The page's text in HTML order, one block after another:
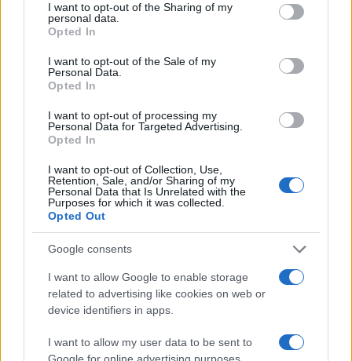
not limited to your visit or usage behaviour. You may click to
grant or deny consent to Google and its third-party tags to
use your data for below specified purposes in below Google
consent section.
I want to opt-out of the Sharing of my
personal data.
Opted In
I want to opt-out of the Sale of my
Personal Data.
Opted In
I want to opt-out of processing my
Personal Data for Targeted Advertising.
Opted In
I want to opt-out of Collection, Use,
Retention, Sale, and/or Sharing of my
Personal Data that Is Unrelated with the
Purposes for which it was collected.
Opted Out
Google consents
I want to allow Google to enable storage
related to advertising like cookies on web or
device identifiers in apps.
I want to allow my user data to be sent to
Google for online advertising purposes.